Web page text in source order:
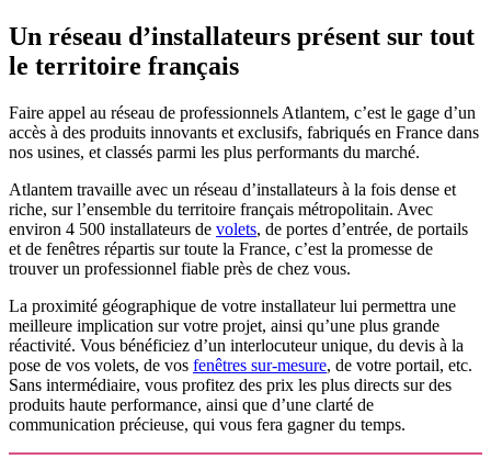
Un réseau d’installateurs présent sur tout
le territoire français
Faire appel au réseau de professionnels Atlantem, c’est le gage d’un
accès à des produits innovants et exclusifs, fabriqués en France dans
nos usines, et classés parmi les plus performants du marché.
Atlantem travaille avec un réseau d’installateurs à la fois dense et
riche, sur l’ensemble du territoire français métropolitain. Avec
environ 4 500 installateurs de volets, de portes d’entrée, de portails
et de fenêtres répartis sur toute la France, c’est la promesse de
trouver un professionnel fiable près de chez vous.
La proximité géographique de votre installateur lui permettra une
meilleure implication sur votre projet, ainsi qu’une plus grande
réactivité. Vous bénéficiez d’un interlocuteur unique, du devis à la
pose de vos volets, de vos fenêtres sur-mesure, de votre portail, etc.
Sans intermédiaire, vous profitez des prix les plus directs sur des
produits haute performance, ainsi que d’une clarté de
communication précieuse, qui vous fera gagner du temps.